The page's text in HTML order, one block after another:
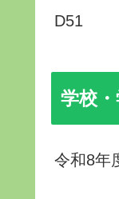
D51
学校
令和8年